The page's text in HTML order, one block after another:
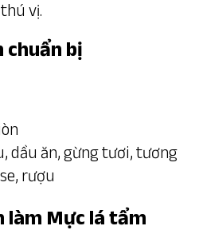
vị.
chuẩn bị
dầu ăn, gừng tươi, tương
rượu
làm Mực lá tẩm